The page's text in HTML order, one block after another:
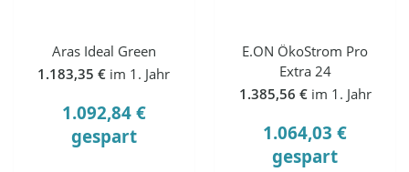
Aras Ideal Green
1.183,35 € im 1. Jahr
1.092,84 €
gespart
E.ON ÖkoStrom Pro
Extra 24
1.385,56 € im 1. Jahr
1.064,03 €
gespart